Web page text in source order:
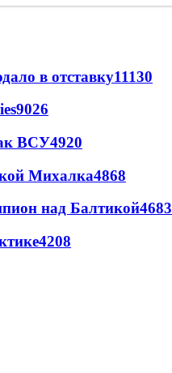
в отставку11130
9026
ВСУ4920
Михалка4868
над Балтикой4683
4208